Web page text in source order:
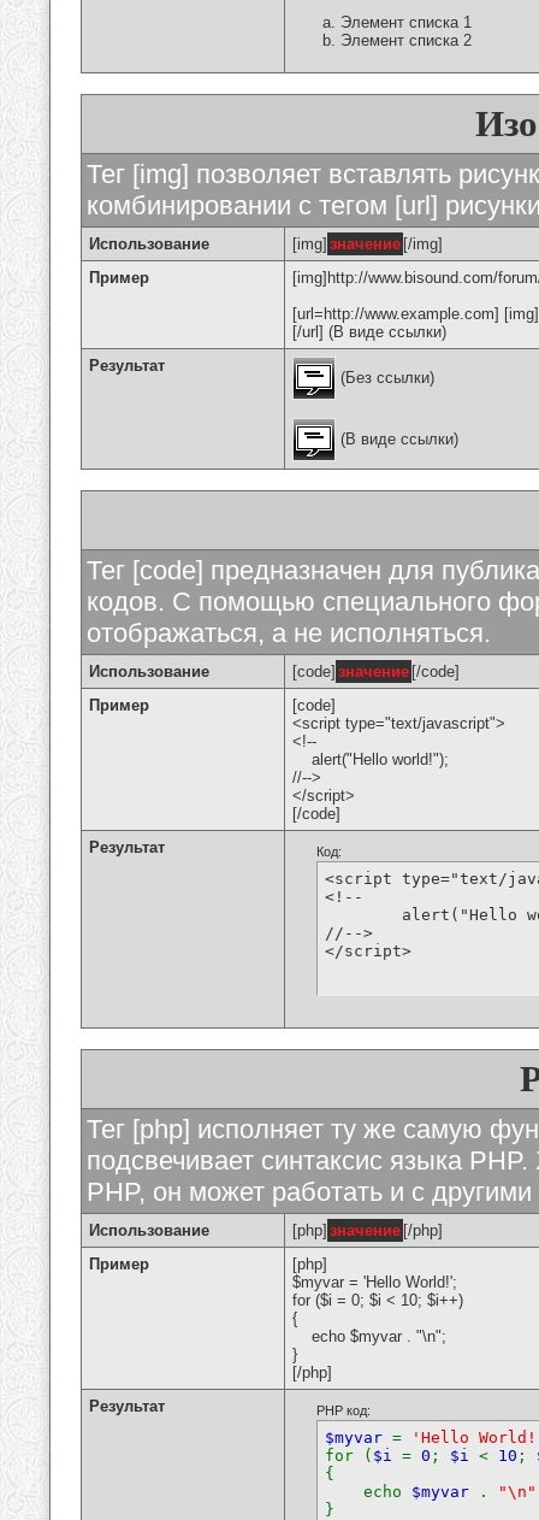
Элемент списка 1
Элемент списка 2
Тег [img] позволяет вставлять
комбинировании с тегом [url]
Использование [img] значение [/img]
Пример
[img]http://www.bisound.com/
[url=http://www.example.com]
[/url] (В виде ссылки)
Результат
(Без ссылки)
(В виде ссылки)
Тег [code] предназначен для
кодов. С помощью специального
отображаться, а не исполняться.
Использование [code] значение [/code]
Пример
[code]
<script type="text/javascript">
<!--
alert("Hello world!");
//-->
</script>
[/code]
Результат
Код:
<script type="text/
<!--
//-->
</script>
Тег [php] исполняет ту же самую
подсвечивает синтаксис языка
PHP, он может работать и с
Использование [php] значение [/php]
Пример
[php]
$myvar = 'Hello World!';
for ($i = 0; $i < 10; $i++)
{
echo $myvar . "\n";
}
[/php]
Результат
PHP код:
$myvar =
'Hello
for ( $i = 0 ; $i < 10 ;
{
echo $myvar . "\n"
}